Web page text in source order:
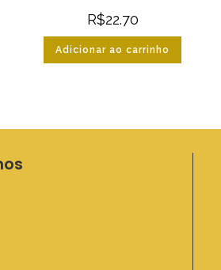
R$22.70
Adicionar ao carrinho